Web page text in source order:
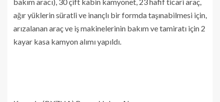
ağır yüklerin süratli ve inançlı bir formda taşınabilmesi için,
arızalanan araç ve iş makinelerinin bakım ve tamiratı için 2
kayar kasa kamyon alımı yapıldı.